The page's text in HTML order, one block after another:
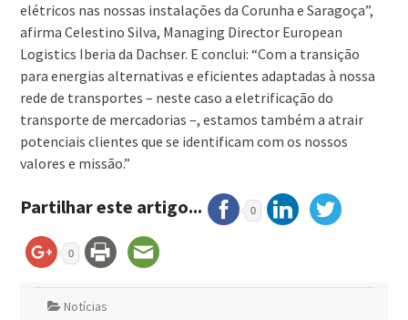
elétricos nas nossas instalações da Corunha e Saragoça”,
afirma Celestino Silva, Managing Director European
Logistics Iberia da Dachser. E conclui: “Com a transição
para energias alternativas e eficientes adaptadas à nossa
rede de transportes – neste caso a eletrificação do
transporte de mercadorias –, estamos também a atrair
potenciais clientes que se identificam com os nossos
valores e missão.”
Partilhar este artigo... 0
0
Notícias